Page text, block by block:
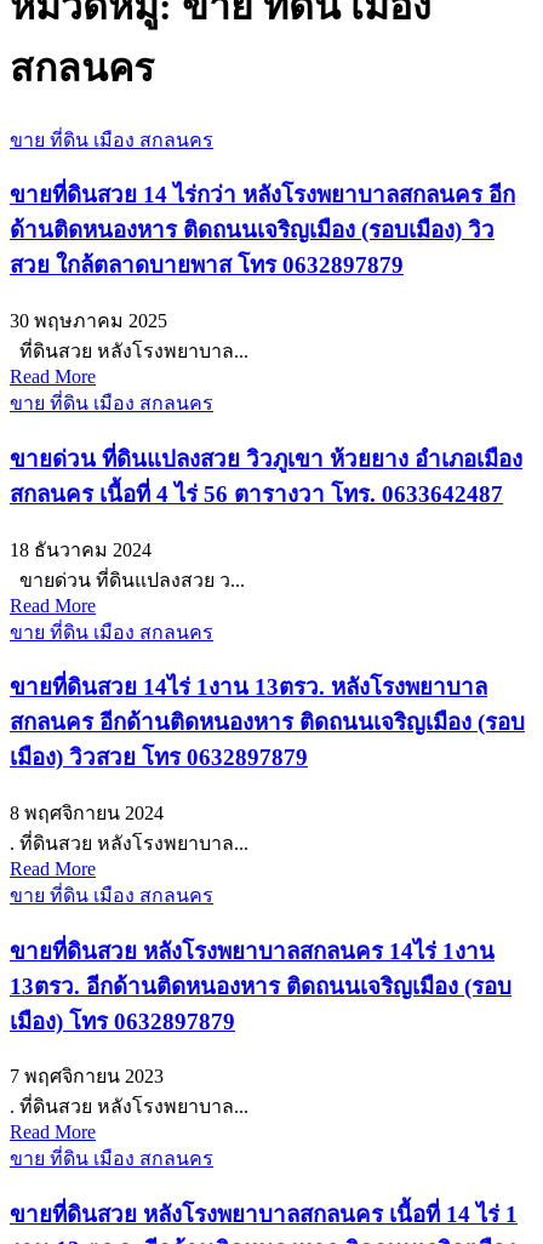
สกลนคร
ขาย ที่ดิน เมือง สกลนคร
ขายที่ดินสวย 14 ไร่กว่า หลังโรงพยาบาลสกลนคร อีก
ด้านติดหนองหาร ติดถนนเจริญเมือง (รอบเมือง) วิว
สวย ใกล้ตลาดบายพาส โทร 0632897879
30 พฤษภาคม 2025
ที่ดินสวย หลังโรงพยาบาล...
Read More
ขาย ที่ดิน เมือง สกลนคร
ขายด่วน ที่ดินแปลงสวย วิวภูเขา ห้วยยาง อำเภอเมือง
สกลนคร เนื้อที่ 4 ไร่ 56 ตารางวา โทร. 0633642487
18 ธันวาคม 2024
ขายด่วน ที่ดินแปลงสวย ว...
Read More
ขาย ที่ดิน เมือง สกลนคร
ขายที่ดินสวย 14ไร่ 1งาน 13ตรว. หลังโรงพยาบาล
สกลนคร อีกด้านติดหนองหาร ติดถนนเจริญเมือง (รอบ
เมือง) วิวสวย โทร 0632897879
8 พฤศจิกายน 2024
. ที่ดินสวย หลังโรงพยาบาล...
Read More
ขาย ที่ดิน เมือง สกลนคร
ขายที่ดินสวย หลังโรงพยาบาลสกลนคร 14ไร่ 1งาน
13ตรว. อีกด้านติดหนองหาร ติดถนนเจริญเมือง (รอบ
เมือง) โทร 0632897879
7 พฤศจิกายน 2023
. ที่ดินสวย หลังโรงพยาบาล...
Read More
ขาย ที่ดิน เมือง สกลนคร
ขายที่ดินสวย หลังโรงพยาบาลสกลนคร เนื้อที่ 14 ไร่ 1